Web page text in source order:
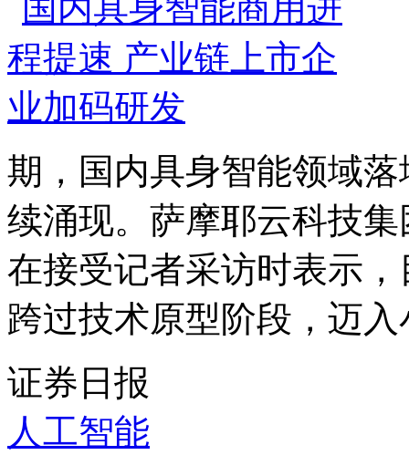
期，国内具身智能领域
续涌现。萨摩耶云科技
在接受记者采访时表示
跨过技术原型阶段，迈
证券日报
人工智能